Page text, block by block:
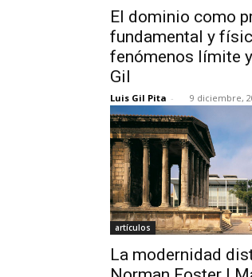
El dominio como
fundamental y
fenómenos límite
Gil
Luis Gil Pita - 9 diciembre,
artículos
La modernidad